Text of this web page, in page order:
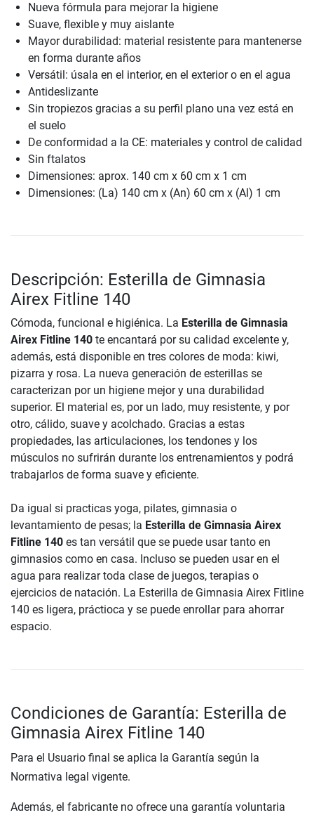
Nueva fórmula para mejorar la higiene
Suave, flexible y muy aislante
Mayor durabilidad: material resistente para mantenerse
en forma durante años
Versátil: úsala en el interior, en el exterior o en el agua
Antideslizante
Sin tropiezos gracias a su perfil plano una vez está en
el suelo
De conformidad a la CE: materiales y control de calidad
Sin ftalatos
Dimensiones: aprox. 140 cm x 60 cm x 1 cm
Dimensiones: (La) 140 cm x (An) 60 cm x (Al) 1 cm
Descripción: Esterilla de Gimnasia
Airex Fitline 140
Cómoda, funcional e higiénica. La Esterilla de Gimnasia
Airex Fitline 140 te encantará por su calidad excelente y,
además, está disponible en tres colores de moda: kiwi,
pizarra y rosa. La nueva generación de esterillas se
caracterizan por un higiene mejor y una durabilidad
superior. El material es, por un lado, muy resistente, y por
otro, cálido, suave y acolchado. Gracias a estas
propiedades, las articulaciones, los tendones y los
músculos no sufrirán durante los entrenamientos y podrá
trabajarlos de forma suave y eficiente.
Da igual si practicas yoga, pilates, gimnasia o
levantamiento de pesas; la Esterilla de Gimnasia Airex
Fitline 140 es tan versátil que se puede usar tanto en
gimnasios como en casa. Incluso se pueden usar en el
agua para realizar toda clase de juegos, terapias o
ejercicios de natación. La Esterilla de Gimnasia Airex Fitline
140 es ligera, práctioca y se puede enrollar para ahorrar
espacio.
Condiciones de Garantía: Esterilla de
Gimnasia Airex Fitline 140
Para el Usuario final se aplica la Garantía según la
Normativa legal vigente.
Además, el fabricante no ofrece una garantía voluntaria